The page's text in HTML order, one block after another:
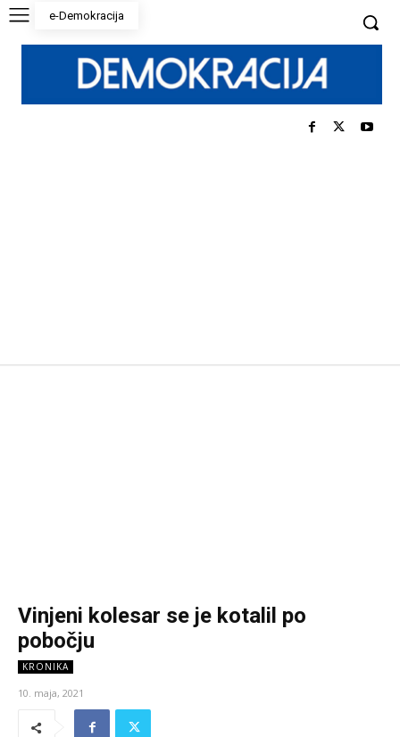
e-Demokracija
Vinjeni kolesar se je kotalil po
pobočju
KRONIKA
10. maja, 2021